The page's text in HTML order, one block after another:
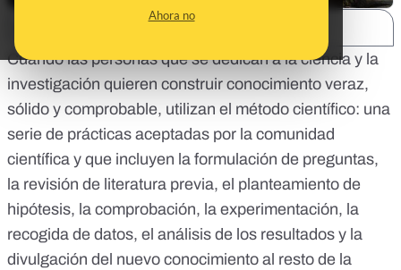
Ahora no
Cuando las personas que se dedican a la ciencia y la
investigación quieren construir conocimiento veraz,
sólido y comprobable, utilizan el método científico: una
serie de prácticas aceptadas por la comunidad
científica y que incluyen la formulación de preguntas,
la revisión de literatura previa, el planteamiento de
hipótesis, la comprobación, la experimentación, la
recogida de datos, el análisis de los resultados y la
divulgación del nuevo conocimiento al resto de la